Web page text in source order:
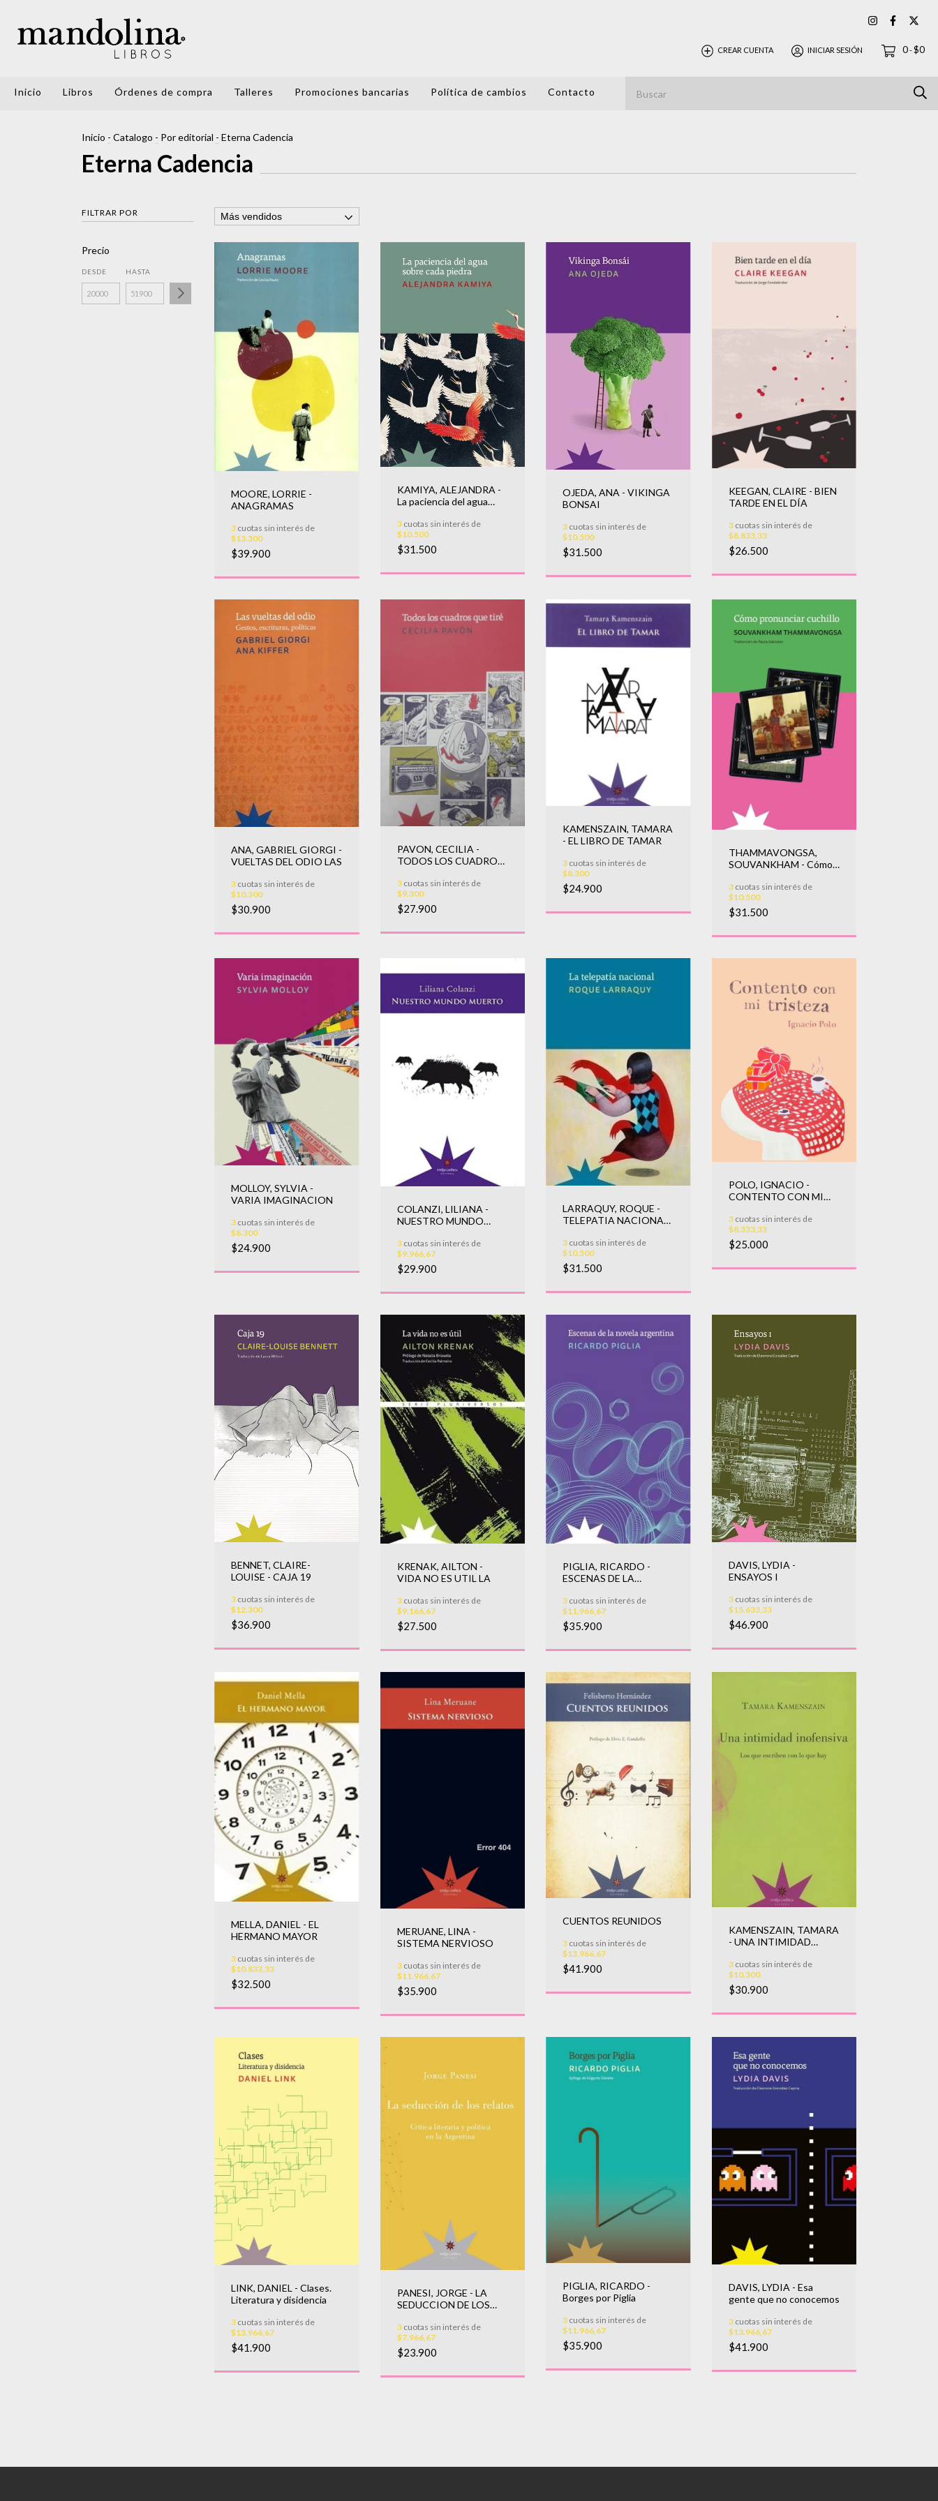
CREAR CUENTA INICIAR SESIÓN 0-$0
Inicio Libros Órdenes de compra Talleres Promociones bancarias Política de cambios Contacto
Inicio - Catalogo - Por editorial - Eterna Cadencia
Eterna Cadencia
FILTRAR POR
Precio
DESDE HASTA
MOORE, LORRIE -
ANAGRAMAS
3 cuotas sin interés de
$13.300
$39.900
KAMIYA, ALEJANDRA -
La paciencia del agua
3cuotas sin interés de
$10.500
$31.500
OJEDA, ANA - VIKINGA
BONSAI
3 cuotas sin interés de
$10.500
$31.500
KEEGAN, CLAIRE - BIEN
TARDE EN EL DÍA
3cuotas sin interés de
$8.833,33
$26.500
ANA, GABRIEL GIORGI -
VUELTAS DEL ODIO LAS
3 cuotas sin interés de
$10.300
$30.900
PAVON, CECILIA -
TODOS LOS CUADROS
3cuotas sin interés de
$9.300
$27.900
KAMENSZAIN, TAMARA
- EL LIBRO DE TAMAR
3 cuotas sin interés de
$8.300
$24.900
THAMMAVONGSA,
SOUVANKHAM - Cómo
3cuotas sin interés de
$10.500
$31.500
MOLLOY, SYLVIA -
VARIA IMAGINACION
3 cuotas sin interés de
$8.300
$24.900
COLANZI, LILIANA -
NUESTRO MUNDO
3cuotas sin interés de
$9.966,67
$29.900
LARRAQUY, ROQUE -
TELEPATIA NACIONAL
3 cuotas sin interés de
$10.500
$31.500
POLO, IGNACIO -
CONTENTO CON MI
3cuotas sin interés de
$8.333,33
$25.000
BENNET, CLAIRE-
LOUISE - CAJA 19
3 cuotas sin interés de
$12.300
$36.900
KRENAK, AILTON -
VIDA NO ES UTIL LA
3cuotas sin interés de
$9.166,67
$27.500
PIGLIA, RICARDO -
ESCENAS DE LA
3 cuotas sin interés de
$11.966,67
$35.900
DAVIS, LYDIA -
ENSAYOS I
3cuotas sin interés de
$15.633,33
$46.900
MELLA, DANIEL - EL
HERMANO MAYOR
3 cuotas sin interés de
$10.833,33
$32.500
MERUANE, LINA -
SISTEMA NERVIOSO
3cuotas sin interés de
$11.966,67
$35.900
CUENTOS REUNIDOS
3 cuotas sin interés de
$13.966,67
$41.900
KAMENSZAIN, TAMARA
- UNA INTIMIDAD
ESCRIBEN
3cuotas sin interés de
$10.300
$30.900
LINK, DANIEL - Clases.
Literatura y disidencia
3 cuotas sin interés de
$13.966,67
$41.900
PANESI, JORGE - LA
SEDUCCION DE LOS
3cuotas sin interés de
$7.966,67
$23.900
PIGLIA, RICARDO -
Borges por Piglia
3 cuotas sin interés de
$11.966,67
$35.900
DAVIS, LYDIA - Esa
gente que no conocemos
3cuotas sin interés de
$13.966,67
$41.900